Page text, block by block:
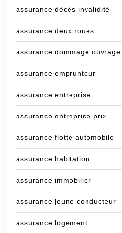
assurance décès invalidité
assurance deux roues
assurance dommage ouvrage
assurance emprunteur
assurance entreprise
assurance entreprise prix
assurance flotte automobile
assurance habitation
assurance immobilier
assurance jeune conducteur
assurance logement